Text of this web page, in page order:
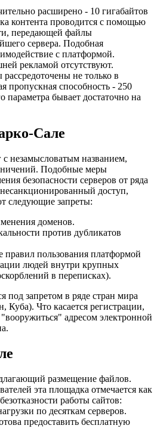
расширено - 10 гигабайтов
контента проводится с помощью
передающей файлы
сервера. Подобная
с платформой.
рекламой отсутствуют.
не только в
способность - 250
параметра бывает достаточно на
Сале
незамысловатым названием,
Подобные меры
безопасности серверов от ряда
доступ,
следующие запреты:
доменов.
против дубликатов
правил пользования платформой
людей внутри крупных
в переписках).
под запретом в ряде стран мира
Куба). Что касается регистрации,
"вооружиться" адресом электронной
размещение файлов.
эта площадка отмечается как
работы сайтов:
по десяткам серверов.
предоставить бесплатную